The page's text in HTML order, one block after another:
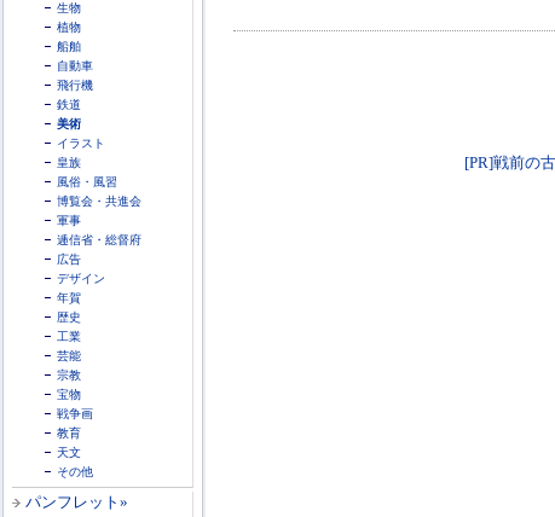
生物
植物
船舶
自動車
飛行機
鉄道
美術
イラスト
皇族
風俗・風習
博覧会・共進会
軍事
逓信省・総督府
広告
デザイン
年賀
歴史
工業
芸能
宗教
宝物
戦争画
教育
天文
その他
パンフレット»
[PR]戦前の